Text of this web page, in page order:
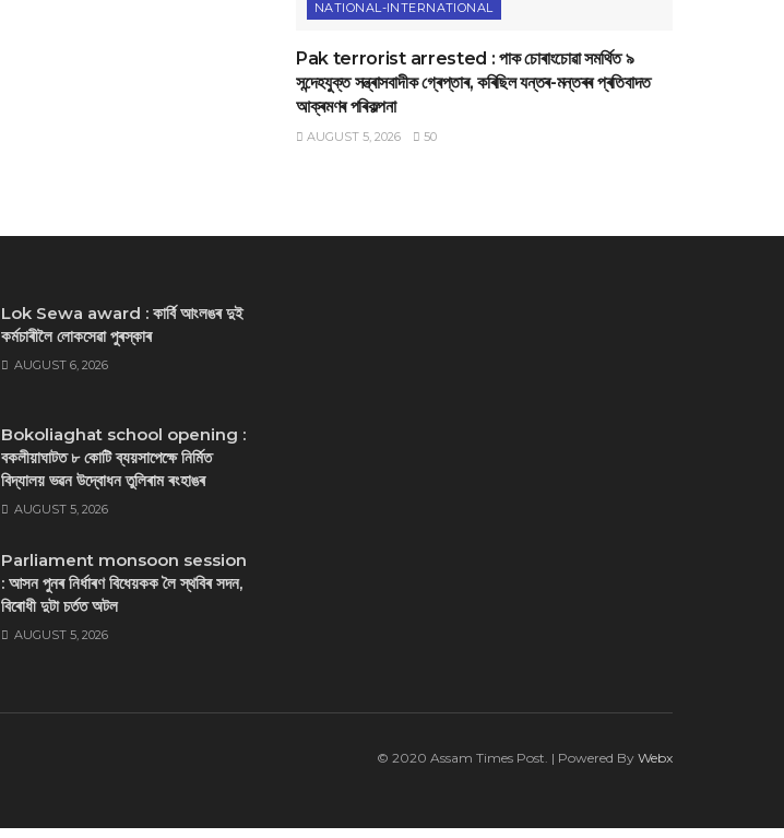
NATIONAL-INTERNATIONAL
Pak terrorist arrested : পাক চোৰাংচোৱা সমৰ্থিত ৯
সন্দেহযুক্ত সন্ত্ৰাসবাদীক গ্ৰেপ্তাৰ, কৰিছিল যন্তৰ-মন্তৰৰ প্ৰতিবাদত
আক্ৰমণৰ পৰিকল্পনা
AUGUST 5, 2026 50
Lok Sewa award : কাৰ্বি আংলঙৰ দুই
কৰ্মচাৰীলৈ লোকসেৱা পুৰস্কাৰ
AUGUST 6, 2026
Bokoliaghat school opening :
বকলীয়াঘাটত ৮ কোটি ব্যয়সাপেক্ষে নির্মিত
বিদ্যালয় ভৱন উদ্বোধন তুলিৰাম ৰংহাঙৰ
AUGUST 5, 2026
Parliament monsoon session
: আসন পুনৰ নিৰ্ধাৰণ বিধেয়কক লৈ স্থবিৰ সদন,
বিৰোধী দুটা চৰ্তত অটল
AUGUST 5, 2026
© 2020 Assam Times Post. | Powered By Webx